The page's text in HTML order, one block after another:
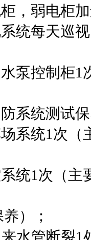
柜，弱电柜
系统每天巡
水泵控制柜
防系统测试
场系统1次
系统1次（
）；
来水管断裂1